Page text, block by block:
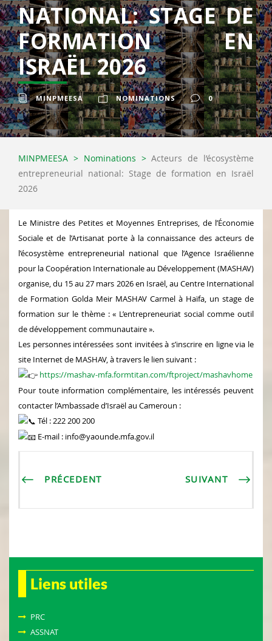
NATIONAL: STAGE DE
FORMATION EN
ISRAËL 2026
MINPMEESA NOMINATIONS 0
MINPMEESA > Nominations >Acteurs de l’écosystème
entrepreneurial national: Stage de formation en Israël
2026
Le Ministre des Petites et Moyennes Entreprises, de l’Économie
Sociale et de l’Artisanat porte à la connaissance des acteurs de
l’écosystème entrepreneurial national que l’Agence Israélienne
pour la Coopération Internationale au Développement (MASHAV)
organise, du 15 au 27 mars 2026 en Israël, au Centre International
de Formation Golda Meir MASHAV Carmel à Haïfa, un stage de
formation sur le thème : « L’entrepreneuriat social comme outil
de développement communautaire ».
Les personnes intéressées sont invitées à s’inscrire en ligne via le
site Internet de MASHAV, à travers le lien suivant :
https://mashav-mfa.formtitan.com/ftproject/mashavhome
Pour toute information complémentaire, les intéressés peuvent
contacter l’Ambassade d’Israël au Cameroun :
Tél : 222 200 200
E-mail : info@yaounde.mfa.gov.il
PRÉCEDENT SUIVANT
Liens utiles
PRC
ASSNAT